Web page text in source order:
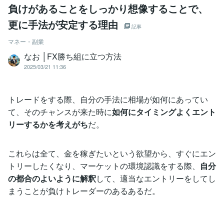
負けがあることをしっかり想像することで、
更に手法が安定する理由
記事
マネー・副業
なお │FX勝ち組に立つ方法
2025/03/21 11:36
トレードをする際、自分の手法に相場が如何にあってい
て、そのチャンスが来た時に如何にタイミングよくエント
リーするかを考えがちだ。
これらは全て、金を稼ぎたいという欲望から、すぐにエン
トリーしたくなり、マーケットの環境認識をする際、 自分
の都合のよいように解釈して、適当なエントリーをしてし
まうことが負けトレーダーのあるあるだ。